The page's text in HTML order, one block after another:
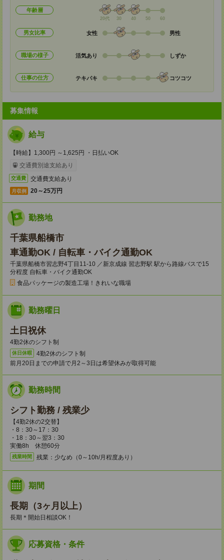
年齢層
20代 30 40 50 60
男女比率 女性 男性
職場の様子 活気あり しずか
仕事の仕方 テキパキ コツコツ
募集情報
給与
【時給】1,300円 ～1,625円 ・日払いOK
交通費別途支給あり
交通費 交通費支給あり
月収例 20～25万円
勤務地
千葉県船橋市
車通勤OK / 自転車・バイク通勤OK
千葉県船橋市習志野4丁目11-10 ／新京成線 習志野駅 駅から路線バスで15
分程度 自転車・バイク通勤OK
食品パッケージの製造工場！きれいな職場
勤務曜日
土日祝休
4勤2休のシフト制
休日休暇
4勤2休のシフト制
前月20日までの申請で月2～3日は希望休みが取得可能
勤務時間
シフト勤務 / 残業少
【4勤2休の2交替】
・8：30～17：30
・18：30～翌3：30
実働8h 休憩60分
残業時間 残業：少なめ（0～10h/月程度あり）
期間
長期（3ヶ月以上）
長期＊開始日相談OK！
応募資格・条件